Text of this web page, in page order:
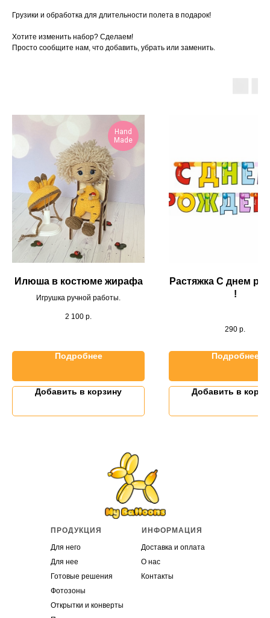
Грузики и обработка для длительности полета в подарок!
Хотите изменить набор? Сделаем!
Просто сообщите нам, что добавить, убрать или заменить.
Hand
Made
Илюша в костюме жирафа
Игрушка ручной работы.
2 100 р.
Подробнее
Добавить в корзину
Растяжка С днем
!
290 р.
Подробнее
Добавить в
ПРОДУКЦИЯ
Для него
Для нее
Готовые решения
Фотозоны
Открытки и конверты
ИНФОРМАЦИЯ
Доставка и оплата
О нас
Контакты